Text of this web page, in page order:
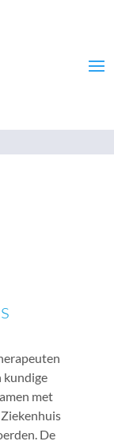
kundige
met
De